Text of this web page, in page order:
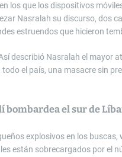
los que los dispositivos
Nasralah su discurso, dos
estruendos que hicieron
describió Nasralah el mayor
el país, una masacre sin
bombardea el sur de
explosivos en los
están sobrecargados por el